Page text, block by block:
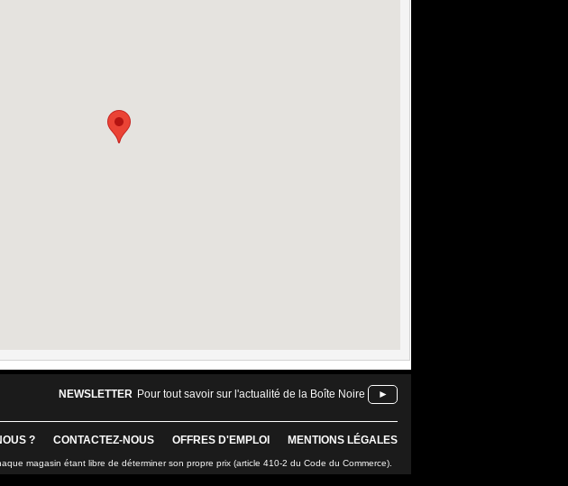
NEWSLETTER Pour tout savoir sur l'actualité de la Boîte Noire ►
? CONTACTEZ-NOUS OFFRES D'EMPLOI MENTIONS LÉGALES
magasin étant libre de déterminer son propre prix (article 410-2 du Code du Commerce).